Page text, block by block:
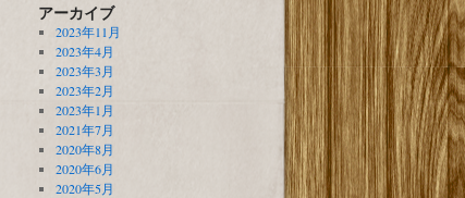
アーカイブ
2023年11月
2023年4月
2023年3月
2023年2月
2023年1月
2021年7月
2020年8月
2020年6月
2020年5月